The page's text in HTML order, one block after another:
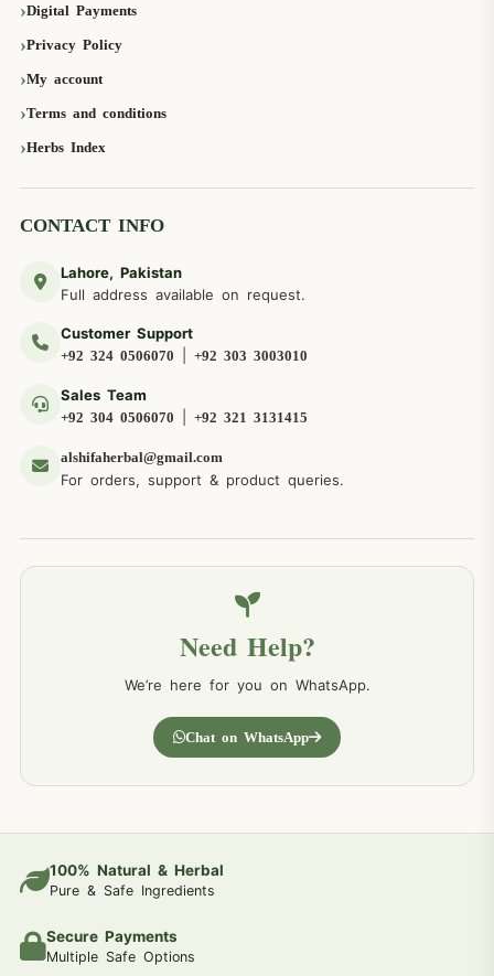
Digital Payments
Privacy Policy
My account
Terms and conditions
Herbs Index
CONTACT INFO
Lahore, Pakistan
Full address available on request.
Customer Support
+92 324 0506070 +92 303 3003010
Sales Team
+92 304 0506070 +92 321 3131415
alshifaherbal@gmail.com
For orders, support & product queries.
Need Help?
We’re here for you on WhatsApp.
Chat on WhatsApp
100% Natural & Herbal
Pure & Safe Ingredients
Secure Payments
Multiple Safe Options